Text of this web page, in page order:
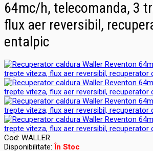
64mc/h, telecomanda, 3
flux aer reversibil,
entalpic
Cod: WALLER
Disponibilitate: În Stoc